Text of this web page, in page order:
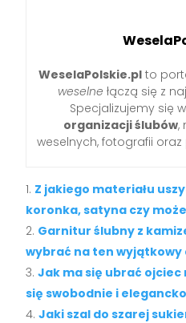
WeselaPolskie.pl to
weselne łączą się z
Specjalizujemy się
organizacji ślubów,
weselnych, fotografii
Z jakiego materiału
koronka, satyna czy
Garnitur ślubny z
wybrać na ten wyjątkowy
Jak ma się ubrać ojciec
się swobodnie i
Jaki szal do szarej